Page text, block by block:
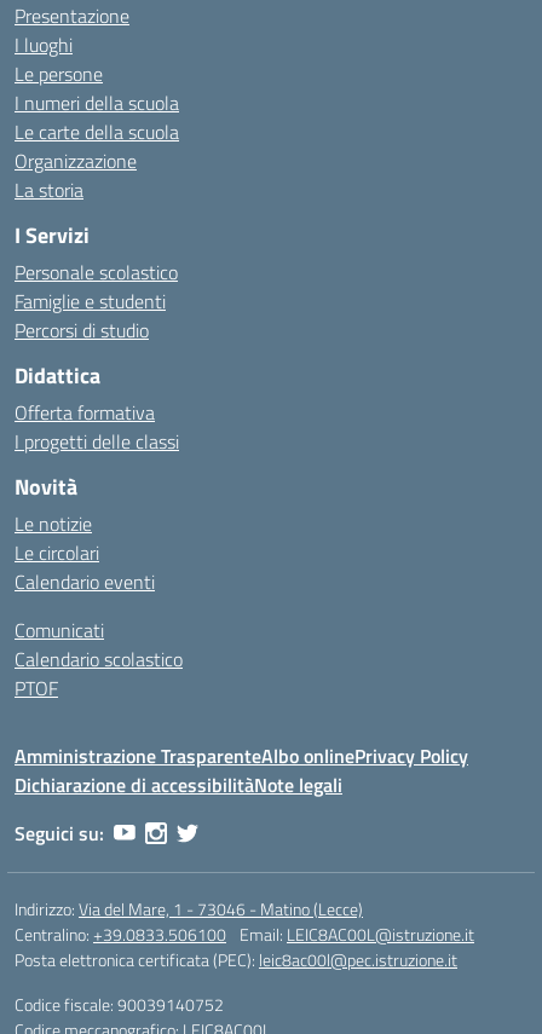
Presentazione
I luoghi
Le persone
I numeri della scuola
Le carte della scuola
Organizzazione
La storia
I Servizi
Personale scolastico
Famiglie e studenti
Percorsi di studio
Didattica
Offerta formativa
I progetti delle classi
Novità
Le notizie
Le circolari
Calendario eventi
Comunicati
Calendario scolastico
PTOF
Amministrazione TrasparenteAlbo onlinePrivacy Policy
Dichiarazione di accessibilitàNote legali
Seguici su:
Indirizzo:Via del Mare, 1 - 73046 - Matino (Lecce)
Centralino:+39.0833.506100 Email: LEIC8AC00L@istruzione.it
Posta elettronica certificata (PEC): leic8ac00l@pec.istruzione.it
Codice fiscale: 90039140752